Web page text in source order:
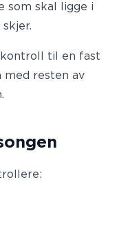
som skal ligge i
til en fast
med resten av